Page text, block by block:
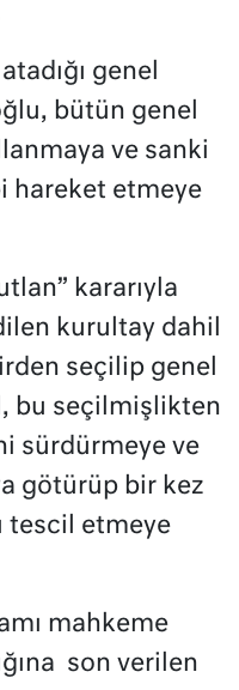
genel
bütün genel
ve sanki
hareket etmeye
kararıyla
kurultay dahil
seçilip genel
bu seçilmişlikten
sürdürmeye ve
götürüp bir kez
tescil etmeye
mahkeme
son verilen